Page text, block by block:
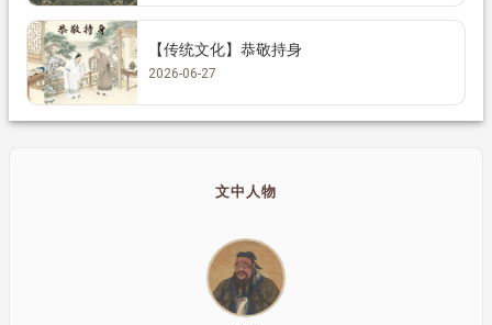
【传统文化】恭敬持身
2026-06-27
文中人物